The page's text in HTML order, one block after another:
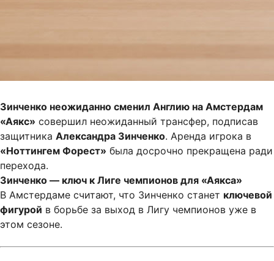
Зинченко неожиданно сменил Англию на Амстердам
«Аякс» совершил неожиданный трансфер, подписав
защитника Александра Зинченко. Аренда игрока в
«Ноттингем Форест» была досрочно прекращена ради
перехода.
Зинченко — ключ к Лиге чемпионов для «Аякса»
В Амстердаме считают, что Зинченко станет ключевой
фигурой в борьбе за выход в Лигу чемпионов уже в
этом сезоне.